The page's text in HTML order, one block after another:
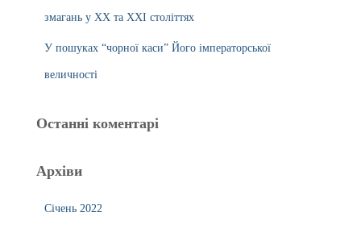
змагань у ХХ та ХХІ століттях
У пошуках “чорної каси” Його імператорської
величності
Останні коментарі
Архіви
Січень 2022